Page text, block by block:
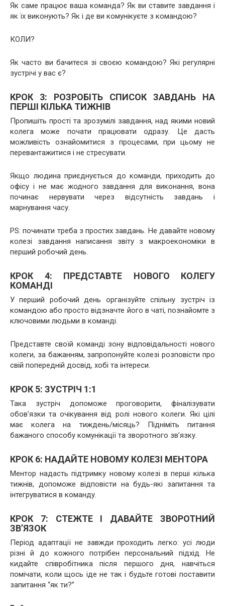
Як саме працює ваша команда? Як ви ставите завдання і
як їх виконують? Як і де ви комунікуєте з командою?
КОЛИ?
Як часто ви бачитеся зі своєю командою? Які регулярні
зустрічі у вас є?
КРОК 3: РОЗРОБІТЬ СПИСОК ЗАВДАНЬ НА
ПЕРШІ КІЛЬКА ТИЖНІВ
Пропишіть прості та зрозумілі завдання, над якими новий
колега може почати працювати одразу. Це дасть
можливість ознайомитися з процесами, при цьому не
перевантажитися і не стресувати.
Якщо людина приєднується до команди, приходить до
офісу і не має жодного завдання для виконання, вона
починає нервувати через відсутність завдань і
марнування часу.
PS: починати треба з простих завдань. Не давайте новому
колезі завдання написання звіту з макроекономіки в
перший робочий день.
КРОК 4: ПРЕДСТАВТЕ НОВОГО КОЛЕГУ
КОМАНДІ
У перший робочий день організуйте спільну зустріч із
командою або просто відзначте його в чаті, познайомте з
ключовими людьми в команді.
Представте своїй команді зону відповідальності нового
колеги, за бажанням, запропонуйте колезі розповісти про
свій попередній досвід, хобі та інтереси.
КРОК 5: ЗУСТРІЧ 1:1
Така зустріч допоможе проговорити, фіналізувати
обов’язки та очікування від ролі нового колеги. Які цілі
має колега на тиждень/місяць? Підніміть питання
бажаного способу комунікації та зворотного зв’язку.
КРОК 6: НАДАЙТЕ НОВОМУ КОЛЕЗІ МЕНТОРА
Ментор надасть підтримку новому колезі в перші кілька
тижнів, допоможе відповісти на будь-які запитання та
інтегруватися в команду.
КРОК 7: СТЕЖТЕ І ДАВАЙТЕ ЗВОРОТНИЙ
ЗВ’ЯЗОК
Період адаптації не завжди проходить легко: усі люди
різні й до кожного потрібен персональний підхід. Не
кидайте співробітника після першого дня, навчіться
помічати, коли щось іде не так і будьте готові поставити
запитання “як ти?”